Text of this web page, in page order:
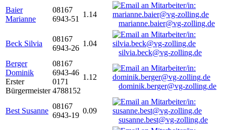
Baier
Marianne
08167
6943-51
1.14
marianne.baier@vg-zolling.de
Beck Silvia
08167
6943-26
1.04
silvia.beck@vg-zolling.de
Berger
Dominik
Erster
Bürgermeister
08167
6943-46
0171
4788152
1.12
dominik.berger@vg-zolling.de
Best Susanne
08167
6943-19
0.09
susanne.best@vg-zolling.de